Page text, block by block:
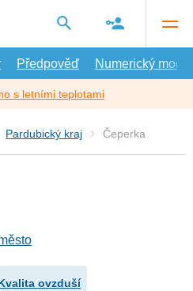
Předpověď Numerický model
s letními teplotami
Pardubický kraj Čeperka
ovzduší